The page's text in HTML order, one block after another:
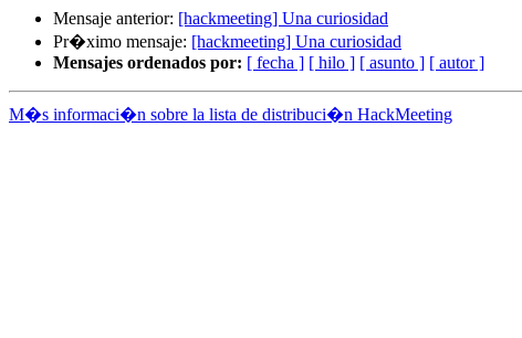
Mensaje anterior: [hackmeeting] Una curiosidad
Pr�ximo mensaje: [hackmeeting] Una curiosidad
Mensajes ordenados por: [ fecha ] [ hilo ] [ asunto ] [ autor ]
M�s informaci�n sobre la lista de distribuci�n HackMeeting